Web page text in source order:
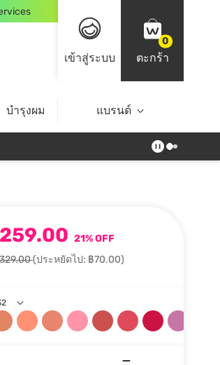
เข้าสู่ระบบ
0
ตะกร้า
บำรุงผม ไลฟ์สไตล์ Top Brands
แบรนด์
259.00 21% OFF
(ประหยัดไป: ฿70.00)